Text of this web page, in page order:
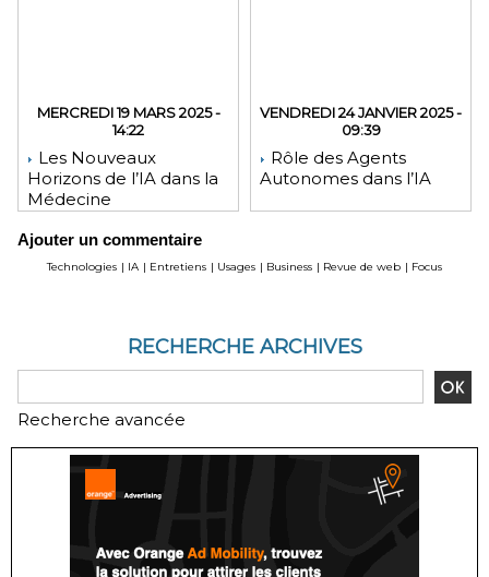
MERCREDI 19 MARS 2025 -
14:22
Les Nouveaux
Horizons de l’IA dans la
Médecine
VENDREDI 24 JANVIER 2025 -
09:39
Rôle des Agents
Autonomes dans l’IA
Ajouter un commentaire
Technologies | IA | Entretiens | Usages | Business | Revue de web | Focus
RECHERCHE ARCHIVES
Recherche avancée